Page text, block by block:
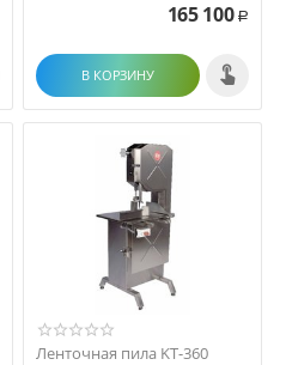
165 100 Р
В КОРЗИНУ
Ленточная пила KT-360